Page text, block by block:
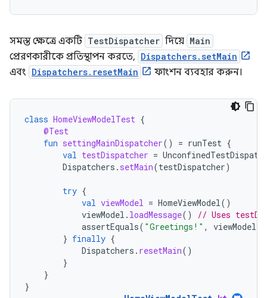
সমস্ত ক্ষেত্রে একটি TestDispatcher দিয়ে Main
প্রেরণকারীকে প্রতিস্থাপন করতে, Dispatchers.setMain
এবং Dispatchers.resetMain ফাংশন ব্যবহার করুন।
class HomeViewModelTest {
@Test
fun settingMainDispatcher() = runTest {
val testDispatcher =
Dispatchers . setMain(testDispatcher)
try {
val viewModel = HomeViewModel()
viewModel . loadMessage()
// Uses
assertEquals( "Greetings!" , viewModel
} finally {
Dispatchers . resetMain()
}
}
}